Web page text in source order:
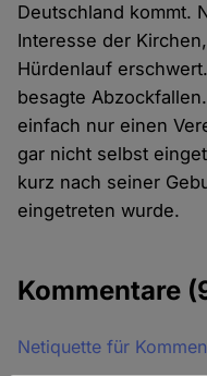
Deutschland kommt.
Interesse der
Hürdenlauf
besagte
einfach nur einen
gar nicht selbst
kurz nach seiner
eingetreten wurde.
Kommentare
Netiquette für